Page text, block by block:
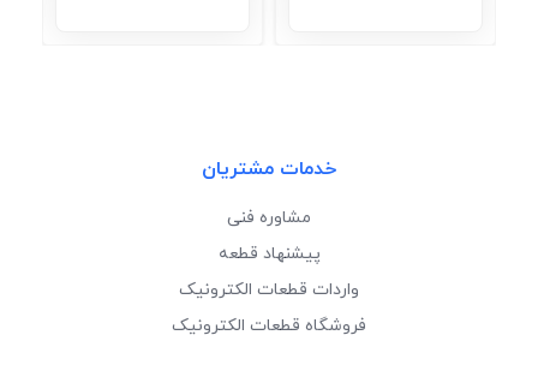
خدمات مشتریان
مشاوره فنی
پیشنهاد قطعه
واردات قطعات الکترونیک
فروشگاه قطعات الکترونیک